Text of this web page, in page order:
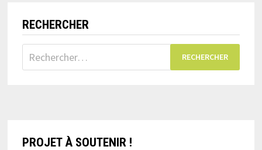
RECHERCHER
Rechercher :
PROJET À SOUTENIR !